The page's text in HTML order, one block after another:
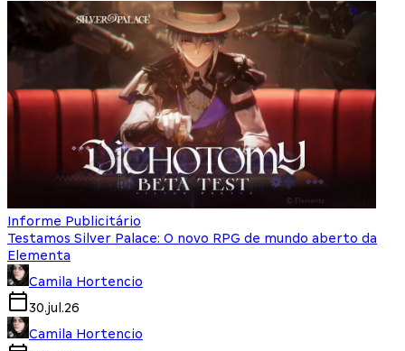
Informe Publicitário
Testamos Silver Palace: O novo RPG de mundo aberto da
Elementa
Camila Hortencio
30.jul.26
Camila Hortencio